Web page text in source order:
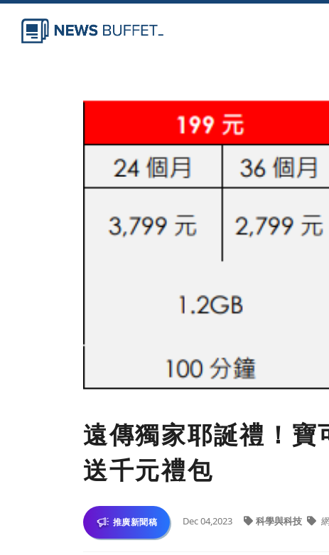
遠傳獨家耶誕禮！
送千元禮包
推廣新聞稿 Dec 04,2023 科學與科技